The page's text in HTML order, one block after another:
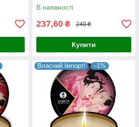
В наявності
237,60 ₴ 240 ₴
Купити
Власний Імпорт! –1%